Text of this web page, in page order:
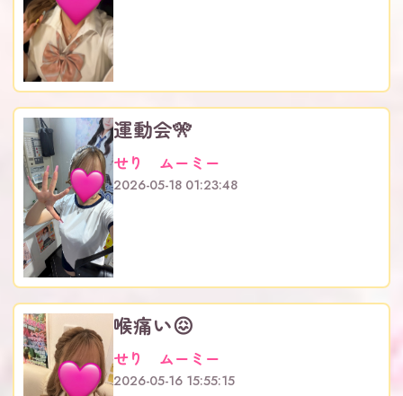
運動会🎌
せり ムーミー
2026-05-18 01:23:48
喉痛い😖
せり ムーミー
2026-05-16 15:55:15